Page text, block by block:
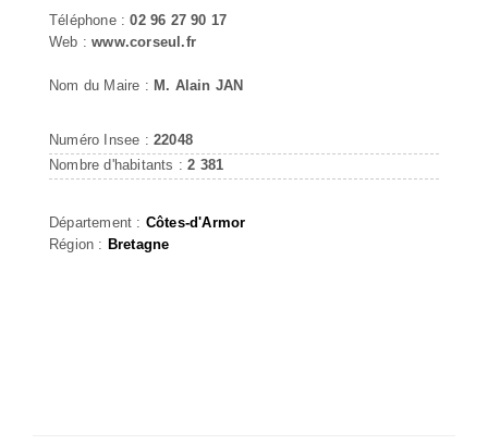
Téléphone :02 96 27 90 17
Web :www.corseul.fr
Nom du Maire : M. Alain JAN
Numéro Insee : 22048
Nombre d'habitants :2 381
Département : Côtes-d'Armor
Région : Bretagne